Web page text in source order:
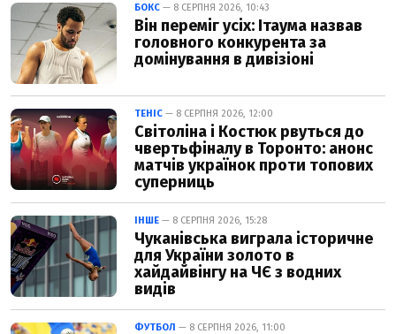
БОКС — 8 СЕРПНЯ 2026, 10:43
Він переміг усіх: Ітаума назвав
головного конкурента за
домінування в дивізіоні
ТЕНІС — 8 СЕРПНЯ 2026, 12:00
Світоліна і Костюк рвуться до
чвертьфіналу в Торонто: анонс
матчів українок проти топових
суперниць
ІНШЕ — 8 СЕРПНЯ 2026, 15:28
Чуканівська виграла історичне
для України золото в
хайдайвінгу на ЧЄ з водних
видів
ФУТБОЛ — 8 СЕРПНЯ 2026, 11:00